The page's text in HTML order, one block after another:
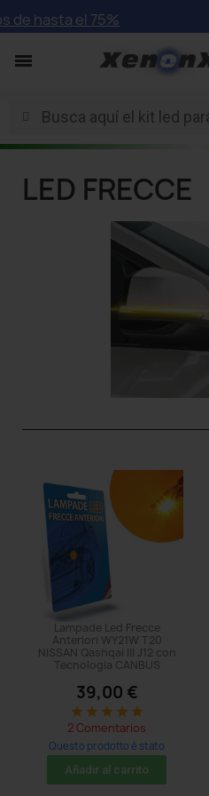
hasta el 75%
LED FRECCE
Lampade Led Frecce
Anteriori WY21W T20
NISSAN Qashqai III J12 con
Tecnologia CANBUS
39,00 €
star star star star star
2 Comentarios
Questo prodotto è stato
acquistato: 14 times
Añadir al carrito